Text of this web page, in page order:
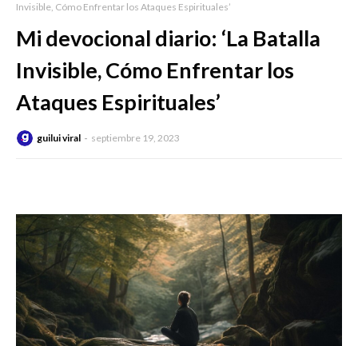
Invisible, Cómo Enfrentar los Ataques Espirituales’
Mi devocional diario: ‘La Batalla
Invisible, Cómo Enfrentar los
Ataques Espirituales’
guilui viral septiembre 19, 2023